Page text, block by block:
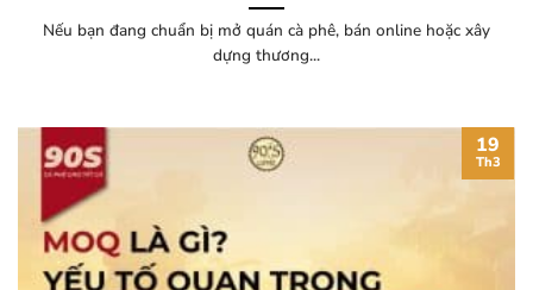
Nếu bạn đang chuẩn bị mở quán cà phê, bán online hoặc xây
dựng thương...
19
Th3